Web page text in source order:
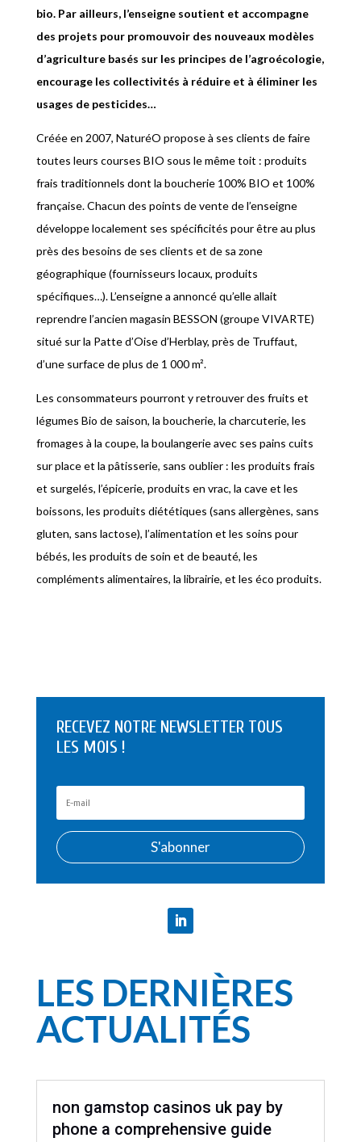
bio. Par ailleurs, l’enseigne soutient et accompagne
des projets pour promouvoir des nouveaux modèles
d’agriculture basés sur les principes de l’agroécologie,
encourage les collectivités à réduire et à éliminer les
usages de pesticides…
Créée en 2007, NaturéO propose à ses clients de faire
toutes leurs courses BIO sous le même toit : produits
frais traditionnels dont la boucherie 100% BIO et 100%
française. Chacun des points de vente de l’enseigne
développe localement ses spécificités pour être au plus
près des besoins de ses clients et de sa zone
géographique (fournisseurs locaux, produits
spécifiques…). L’enseigne a annoncé qu’elle allait
reprendre l’ancien magasin BESSON (groupe VIVARTE)
situé sur la Patte d’Oise d’Herblay, près de Truffaut,
d’une surface de plus de 1 000 m².
Les consommateurs pourront y retrouver des fruits et
légumes Bio de saison, la boucherie, la charcuterie, les
fromages à la coupe, la boulangerie avec ses pains cuits
sur place et la pâtisserie, sans oublier : les produits frais
et surgelés, l’épicerie, produits en vrac, la cave et les
boissons, les produits diététiques (sans allergènes, sans
gluten, sans lactose), l’alimentation et les soins pour
bébés, les produits de soin et de beauté, les
compléments alimentaires, la librairie, et les éco produits.
RECEVEZ NOTRE NEWSLETTER TOUS
LES MOIS !
S'abonner
LES DERNIÈRES
ACTUALITÉS
non gamstop casinos uk pay by
phone a comprehensive guide